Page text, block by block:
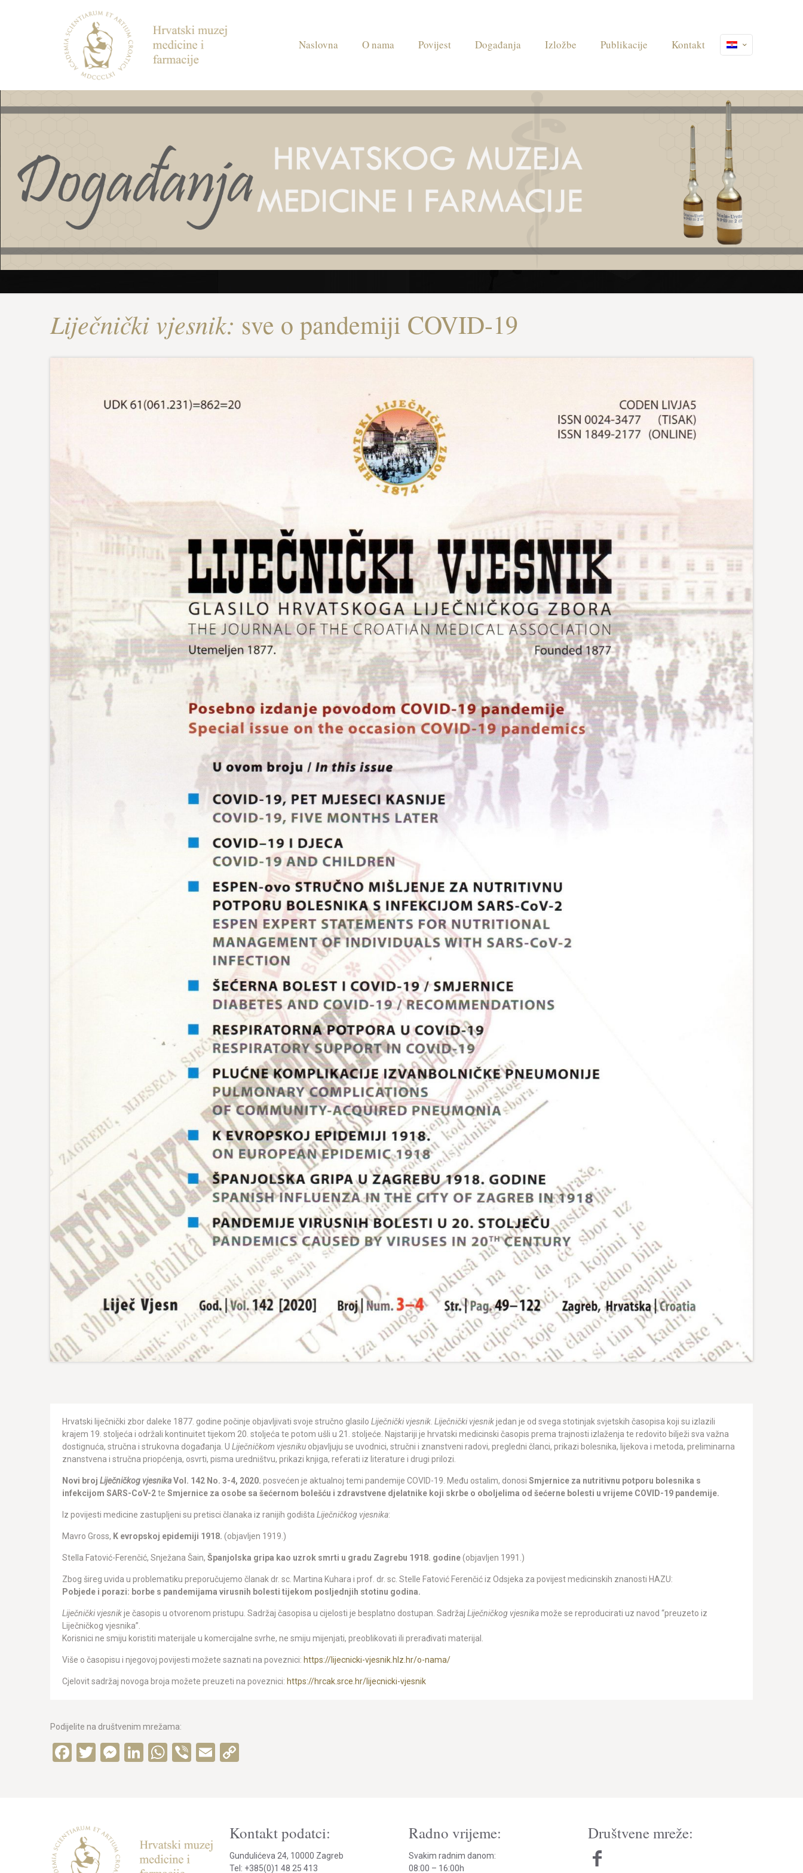
Naslovna O nama Povijest Događanja Izložbe Publikacije Kontakt
Liječnički vjesnik: sve o pandemiji COVID-19
Hrvatski liječnički zbor daleke 1877. godine počinje objavljivati svoje stručno glasilo Liječnički vjesnik Liječnički vjesnikjedan je od svega stotinjak svjetskih časopisa koji su izlazili
krajem 19. stoljeća i održali kontinuitet tijekom 20. stoljeća te potom ušli u 21. stoljeće. Najstariji je hrvatski medicinski časopis prema trajnosti izlaženja te redovito bilježi sva važna
dostignuća, stručna i strukovna događanja. U Liječničkom vjesniku objavljuju se uvodnici, stručni i znanstveni radovi, pregledni članci, prikazi bolesnika, lijekova i metoda, preliminarna
znanstvena i stručna priopćenja, osvrti, pisma uredništvu, prikazi knjiga, referati iz literature i drugi prilozi.
Novi broj Liječničkog vjesnikaVol. 142 No. 3-4, 2020. posvećen je aktualnoj temi pandemije COVID-19. Među ostalim, donosi Smjernice za nutritivnu potporu bolesnika s
infekcijom SARS-CoV-2te Smjernice za osobe sa šećernom bolešću i zdravstvene djelatnike koji skrbe o oboljelima od šećerne bolesti u vrijeme COVID-19 pandemije.
Iz povijesti medicine zastupljeni su pretisci članaka iz ranijih godišta Liječničkog vjesnika:
Mavro Gross, K evropskoj epidemiji 1918. (objavljen 1919.)
Stella Fatović-Ferenčić, Snježana Šain, Španjolska gripa kao uzrok smrti u gradu Zagrebu 1918. godine(objavljen 1991.)
Zbog šireg uvida u problematiku preporučujemo članak dr. sc. Martina Kuhara i prof. dr. sc. Stelle Fatović Ferenčić iz Odsjeka za povijest medicinskih znanosti HAZU:
Pobjede i porazi: borbe s pandemijama virusnih bolesti tijekom posljednjih stotinu godina.
Liječnički vjesnikje časopis u otvorenom pristupu. Sadržaj časopisa u cijelosti je besplatno dostupan. Sadržaj Liječničkog vjesnikamože se reproducirati uz navod “preuzeto iz
Liječničkog vjesnika”.
Korisnici ne smiju koristiti materijale u komercijalne svrhe, ne smiju mijenjati, preoblikovati ili prerađivati materijal.
Više o časopisu i njegovoj povijesti možete saznati na poveznici: https://lijecnicki-vjesnik.hlz.hr/o-nama/
Cjelovit sadržaj novoga broja možete preuzeti na poveznici: https://hrcak.srce.hr/lijecnicki-vjesnik
Podijelite na društvenim mrežama:
Facebook
Twitter
Messenger
LinkedIn
WhatsApp
ViberEmail
Kontakt podatci:
Gundulićeva 24, 10000 Zagreb
Tel: +385(0)1 48 25 413
Radno vrijeme:
Svakim radnim danom:
08:00 – 16:00h
Društvene mreže: